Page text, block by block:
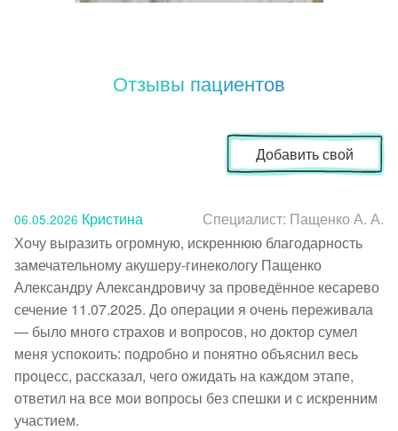
Отзывы пациентов
Добавить свой
06.05.2026 Кристина Специалист: Пащенко А. А.
Хочу выразить огромную, искреннюю благодарность
замечательному акушеру‑гинекологу Пащенко
Александру Александровичу за проведённое кесарево
сечение 11.07.2025. До операции я очень переживала
— было много страхов и вопросов, но доктор сумел
меня успокоить: подробно и понятно объяснил весь
процесс, рассказал, чего ожидать на каждом этапе,
ответил на все мои вопросы без спешки и с искренним
участием.